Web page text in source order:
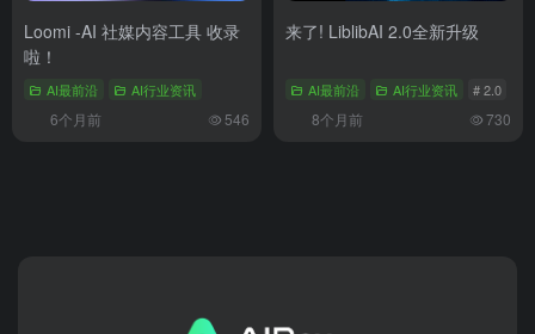
Loomi -AI 社媒内容工具 收录
啦！
AI最前沿 AI行业资讯
6个月前 546
来了! LiblibAI 2.0全新升级
AI最前沿 AI行业资讯 # 2.0
8个月前 730